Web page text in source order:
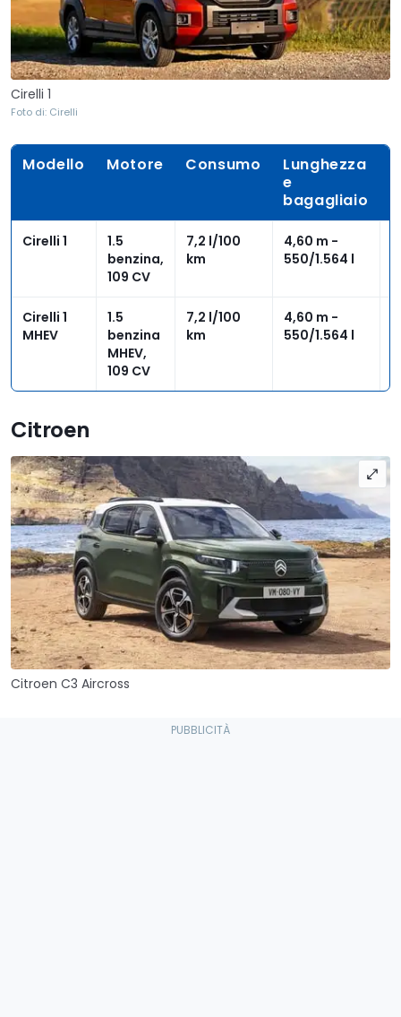
Cirelli 1
Foto di: Cirelli
Modello Motore Consumo
Lunghezza
e
bagagliaio
Cirelli 1
1.5
benzina,
109 CV
7,2 l/100
km
4,60 m -
550/1.564 l
Cirelli 1
MHEV
1.5
benzina
MHEV,
109 CV
7,2 l/100
km
4,60 m -
550/1.564 l
Citroen
Citroen C3 Aircross